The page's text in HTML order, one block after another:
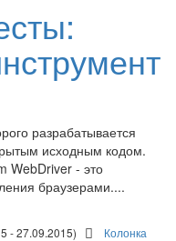
разрабатывается
исходным кодом.
WebDriver - это
браузерами....
- 27.09.2015)
Колонка